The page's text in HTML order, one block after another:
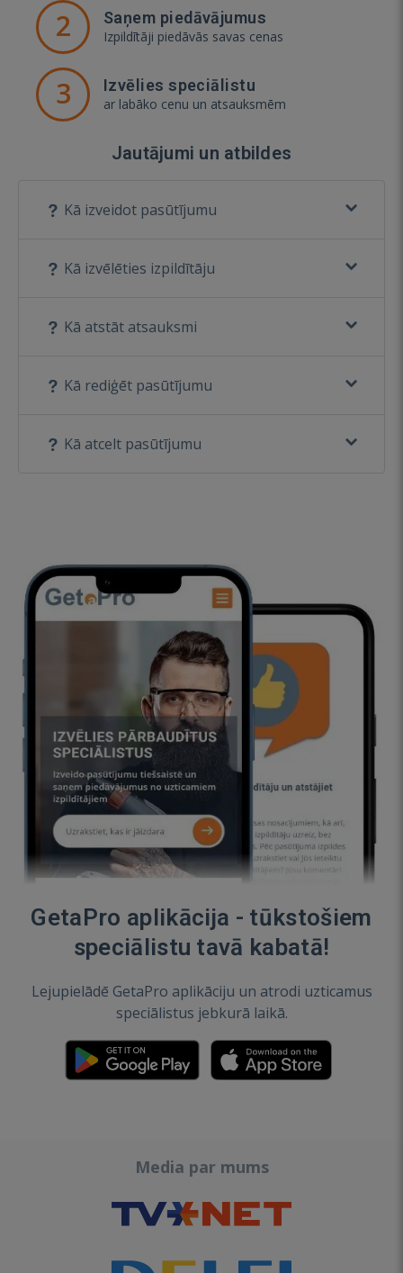
2 Saņem piedāvājumus
Izpildītāji piedāvās savas cenas
3 Izvēlies speciālistu
ar labāko cenu un atsauksmēm
Jautājumi un atbildes
Kā izveidot pasūtījumu
Kā izvēlēties izpildītāju
Kā atstāt atsauksmi
Kā rediģēt pasūtījumu
Kā atcelt pasūtījumu
GetaPro aplikācija - tūkstošiem
speciālistu tavā kabatā!
Lejupielādē GetaPro aplikāciju un atrodi uzticamus
speciālistus jebkurā laikā.
Media par mums